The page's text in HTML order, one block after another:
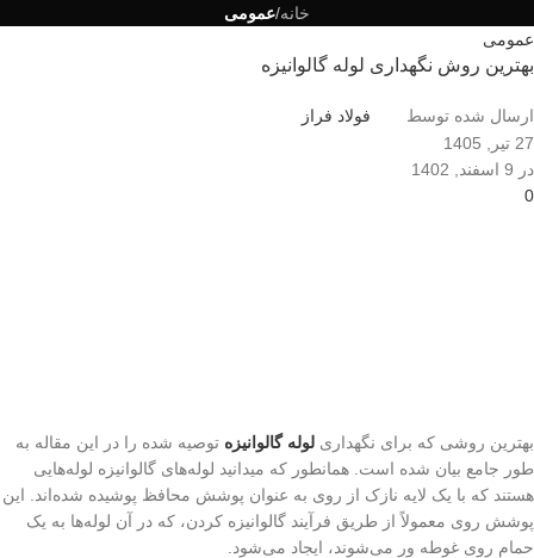
خانه/عمومی
عمومی
بهترین روش نگهداری لوله گالوانیزه
ارسال شده توسط
فولاد فراز
27 تیر, 1405
در 9 اسفند, 1402
0
بهترین روشی که برای نگهداری لوله گالوانیزه توصیه شده را در این مقاله به
طور جامع بیان شده است. همانطور که میدانید لوله‌های گالوانیزه لوله‌هایی
هستند که با یک لایه نازک از روی به عنوان پوشش محافظ پوشیده شده‌اند. این
پوشش روی معمولاً از طریق فرآیند گالوانیزه کردن، که در آن لوله‌ها به یک
حمام روی غوطه ور می‌شوند، ایجاد می‌شود.